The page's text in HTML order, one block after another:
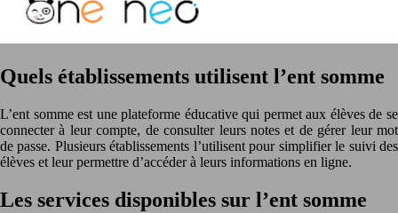
Quels établissements utilisent l’ent somme
L’ent somme est une plateforme éducative qui permet aux élèves de se
connecter à leur compte, de consulter leurs notes et de gérer leur mot
de passe. Plusieurs établissements l’utilisent pour simplifier le suivi des
élèves et leur permettre d’accéder à leurs informations en ligne.
Les services disponibles sur l’ent somme